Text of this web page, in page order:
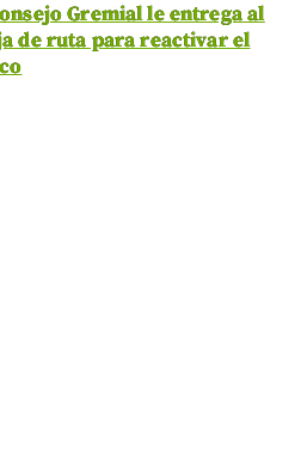
Gremial le entrega al
de ruta para reactivar el